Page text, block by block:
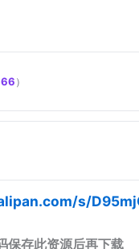
）
s/
保存此资源后再下载